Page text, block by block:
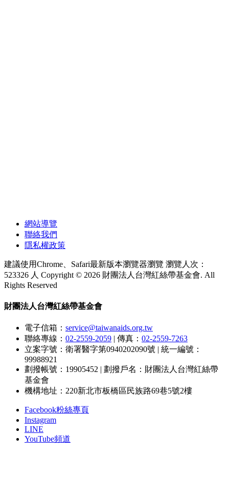
網站導覽
聯絡我們
隱私權政策
建議使用Chrome、Safari最新版本瀏覽器瀏覽 瀏覽人次：
523326 人 Copyright © 2026 財團法人台灣紅絲帶基金會. All
Rights Reserved
財團法人台灣紅絲帶基金會
電子信箱： service@taiwanaids.org.tw
聯絡專線： 02-2559-2059 | 傳真： 02-2559-7263
立案字號：衛署醫字第0940202090號 | 統一編號：
99988921
劃撥帳號：19905452 | 劃撥戶名：財團法人台灣紅絲帶
基金會
機構地址：220新北市板橋區民族路69巷5號2樓
Facebook粉絲專頁
Instagram
LINE
YouTube頻道